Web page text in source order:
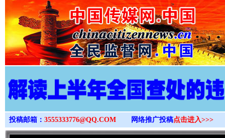
>
投稿邮箱： 3555333776@QQ.COM 网络推广投稿点击进入>>>